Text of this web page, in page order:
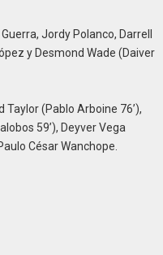
Jordy Polanco, Darrell
y Desmond Wade (Daiver
Taylor (Pablo Arboine 76’),
59’), Deyver Vega
César Wanchope.